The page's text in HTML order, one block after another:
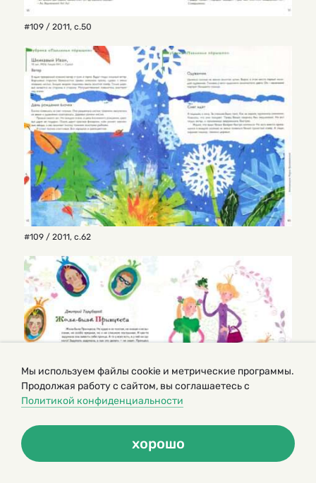
#109 / 2011, с.50
#109 / 2011, с.62
Мы используем файлы cookie и метрические программы.
Продолжая работу с сайтом, вы соглашаетесь с
Политикой конфиденциальности
хорошо